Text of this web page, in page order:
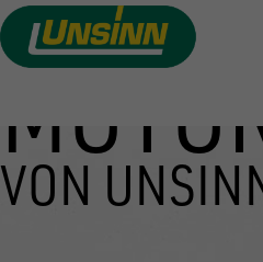
Inhalt
VON